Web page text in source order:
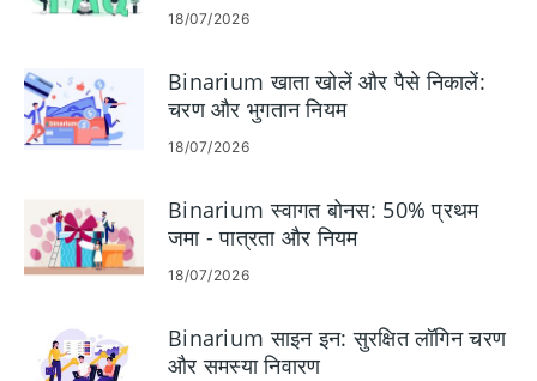
18/07/2026
Binarium खाता खोलें और पैसे निकालें:
चरण और भुगतान नियम
18/07/2026
Binarium स्वागत बोनस: 50% प्रथम
जमा - पात्रता और नियम
18/07/2026
Binarium साइन इन: सुरक्षित लॉगिन चरण
और समस्या निवारण